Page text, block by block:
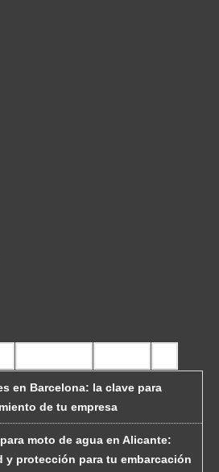
en Barcelona: la clave para
de tu empresa
moto de agua en Alicante:
y protección para tu embarcación